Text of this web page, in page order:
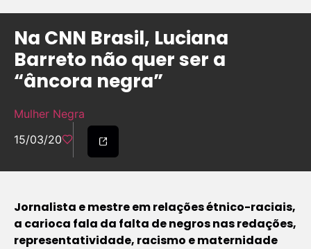
Na CNN Brasil, Luciana
Barreto não quer ser a
“âncora negra”
Mulher Negra
15/03/20
Jornalista e mestre em relações étnico-raciais,
a carioca fala da falta de negros nas redações,
representatividade, racismo e maternidade